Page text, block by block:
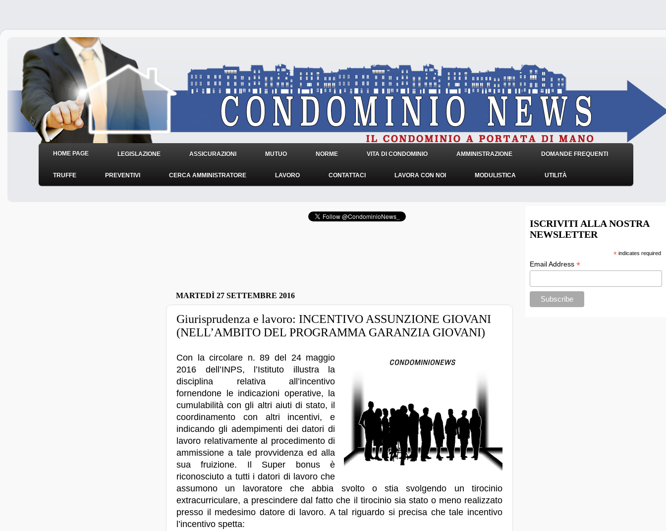
HOME PAGE LEGISLAZIONE ASSICURAZIONI MUTUO NORME VITA DI CONDOMINIO AMMINISTRAZIONE DOMANDE FREQUENTI
TRUFFE PREVENTIVI CERCA AMMINISTRATORE LAVORO CONTATTACI LAVORA CON NOI MODULISTICA UTILITÀ
MARTEDÌ 27 SETTEMBRE 2016
Giurisprudenza e lavoro: INCENTIVO ASSUNZIONE GIOVANI
(NELL’AMBITO DEL PROGRAMMA GARANZIA GIOVANI)
Con la circolare n. 89 del 24 maggio
2016 dell’INPS, l’Istituto illustra la
disciplina relativa all’incentivo
fornendone le indicazioni operative, la
cumulabilità con gli altri aiuti di stato, il
coordinamento con altri incentivi, e
indicando gli adempimenti dei datori di
lavoro relativamente al procedimento di
ammissione a tale provvidenza ed alla
sua fruizione. Il Super bonus è
riconosciuto a tutti i datori di lavoro che
assumono un lavoratore che abbia svolto o stia svolgendo un tirocinio
extracurriculare, a prescindere dal fatto che il tirocinio sia stato o meno realizzato
presso il medesimo datore di lavoro. A tal riguardo si precisa che tale incentivo
l’incentivo spetta:
ISCRIVITI ALLA NOSTRA
NEWSLETTER
*indicates required
Email Address *